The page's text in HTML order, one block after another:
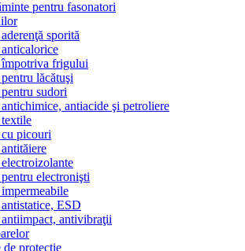
pentru fasonatori
sporită
frigului
lăcătuşi
sudori
antiacide şi petroliere
picouri
electronişti
ESD
antivibraţii
de protecţie